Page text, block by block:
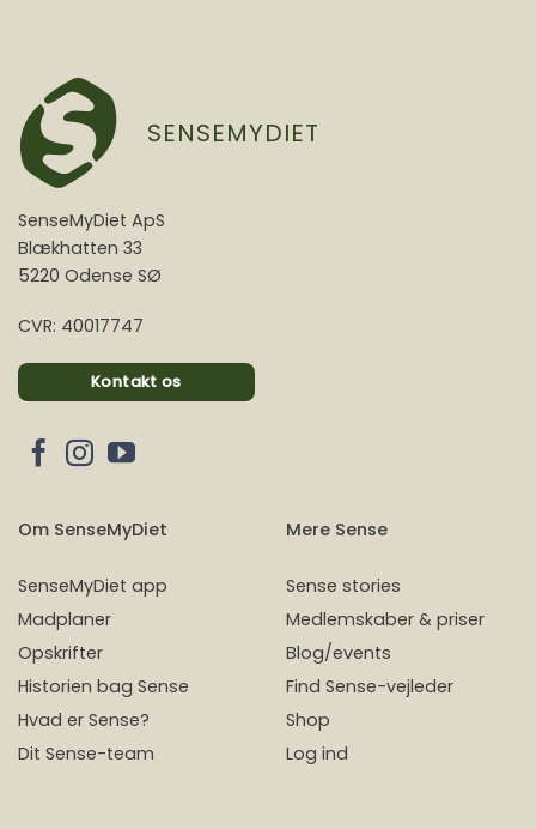
SENSEMYDIET
SenseMyDiet ApS
Blækhatten 33
5220 Odense SØ
CVR: 40017747
Kontakt os
Om SenseMyDiet
SenseMyDiet app
Madplaner
Opskrifter
Historien bag Sense
Hvad er Sense?
Dit Sense-team
Mere Sense
Sense stories
Medlemskaber & priser
Blog/events
Find Sense-vejleder
Shop
Log ind